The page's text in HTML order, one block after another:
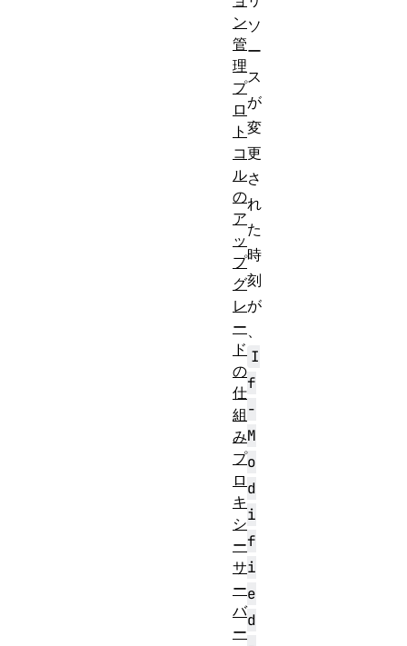
ソ
ー
ス
が
変
更
さ
れ
た
時
刻
が
、
I
f
-
M
o
d
i
f
i
e
d
ン
管
理
プ
ロ
ト
コ
ル
の
ア
ッ
プ
グ
レ
ー
ド
の
仕
組
み
プ
ロ
キ
シ
ー
サ
ー
バ
ー